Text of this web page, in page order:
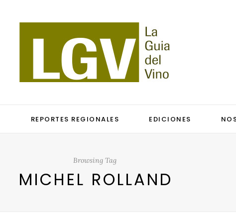
REPORTES REGIONALES EDICIONES
Browsing Tag
MICHEL ROLLAND